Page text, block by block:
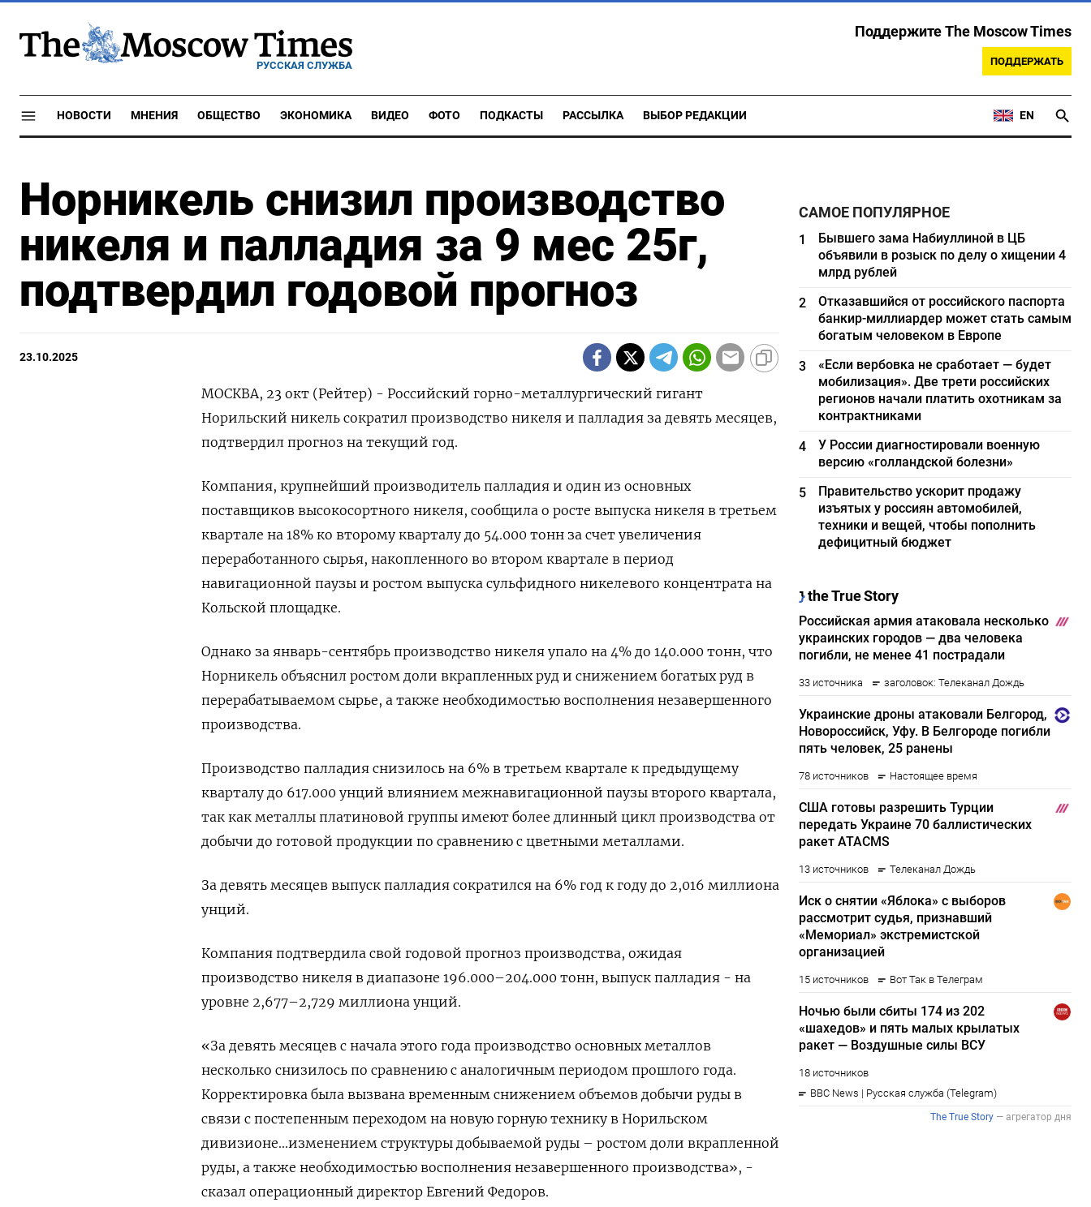
РУССКАЯ СЛУЖБА
Поддержите The Moscow Times
ПОДДЕРЖАТЬ
НОВОСТИ МНЕНИЯ ОБЩЕСТВО ЭКОНОМИКА ВИДЕО ФОТО ПОДКАСТЫ РАССЫЛКА ВЫБОР РЕДАКЦИИ EN
Норникель снизил производство
никеля и палладия за 9 мес 25г,
подтвердил годовой прогноз
23.10.2025
МОСКВА, 23 окт (Рейтер) - Российский горно-металлургический гигант
Норильский никель сократил производство никеля и палладия за девять месяцев,
подтвердил прогноз на текущий год.
Компания, крупнейший производитель палладия и один из основных
поставщиков высокосортного никеля, сообщила о росте выпуска никеля в третьем
квартале на 18% ко второму кварталу до 54.000 тонн за счет увеличения
переработанного сырья, накопленного во втором квартале в период
навигационной паузы и ростом выпуска сульфидного никелевого концентрата на
Кольской площадке.
Однако за январь-сентябрь производство никеля упало на 4% до 140.000 тонн, что
Норникель объяснил ростом доли вкрапленных руд и снижением богатых руд в
перерабатываемом сырье, а также необходимостью восполнения незавершенного
производства.
Производство палладия снизилось на 6% в третьем квартале к предыдущему
кварталу до 617.000 унций влиянием межнавигационной паузы второго квартала,
так как металлы платиновой группы имеют более длинный цикл производства от
добычи до готовой продукции по сравнению с цветными металлами.
За девять месяцев выпуск палладия сократился на 6% год к году до 2,016 миллиона
унций.
Компания подтвердила свой годовой прогноз производства, ожидая
производство никеля в диапазоне 196.000–204.000 тонн, выпуск палладия - на
уровне 2,677–2,729 миллиона унций.
«За девять месяцев с начала этого года производство основных металлов
несколько снизилось по сравнению с аналогичным периодом прошлого года.
Корректировка была вызвана временным снижением объемов добычи руды в
связи с постепенным переходом на новую горную технику в Норильском
дивизионе...изменением структуры добываемой руды – ростом доли вкрапленной
руды, а также необходимостью восполнения незавершенного производства», -
сказал операционный директор Евгений Федоров.
САМОЕ ПОПУЛЯРНОЕ
1
Бывшего зама Набиуллиной в ЦБ
объявили в розыск по делу о хищении 4
млрд рублей
2
Отказавшийся от российского паспорта
банкир-миллиардер может стать самым
богатым человеком в Европе
3
«Если вербовка не сработает — будет
мобилизация». Две трети российских
регионов начали платить охотникам за
контрактниками
4
У России диагностировали военную
версию «голландской болезни»
5
Правительство ускорит продажу
изъятых у россиян автомобилей,
техники и вещей, чтобы пополнить
дефицитный бюджет